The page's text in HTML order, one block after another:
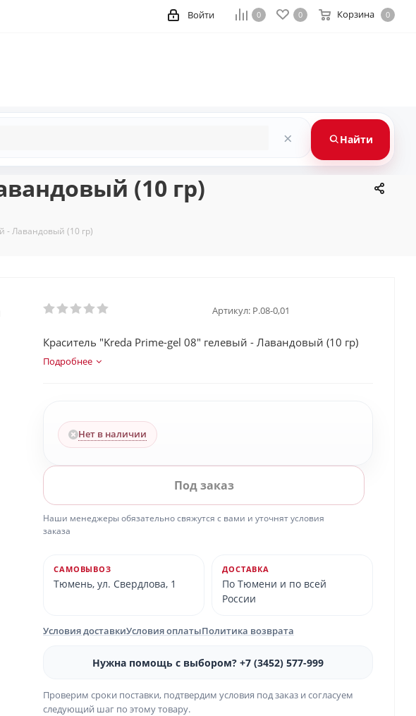
0 0 Корзина 0
Войти
× Найти
(10 гр)
- Лавандовый (10 гр)
Артикул: P.08-0,01
Краситель "Kreda Prime-gel 08" гелевый - Лавандовый (10 гр)
Подробнее
Нет в наличии
Под заказ
Наши менеджеры обязательно свяжутся с вами и уточнят условия
заказа
САМОВЫВОЗ
Тюмень, ул. Свердлова, 1
ДОСТАВКА
По Тюмени и по всей
России
Условия доставкиУсловия оплатыПолитика возврата
Нужна помощь с выбором? +7 (3452) 577-999
Проверим сроки поставки, подтвердим условия под заказ и согласуем
следующий шаг по этому товару.